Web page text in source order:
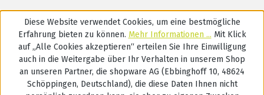
Diese Website verwendet Cookies, um eine bestmögliche
Erfahrung bieten zu können. Mehr Informationen ... Mit Klick
auf „Alle Cookies akzeptieren“ erteilen Sie Ihre Einwilligung
auch in die Weitergabe über Ihr Verhalten in unserem Shop
an unseren Partner, die shopware AG (Ebbinghoff 10, 48624
Schöppingen, Deutschland), die diese Daten Ihnen nicht